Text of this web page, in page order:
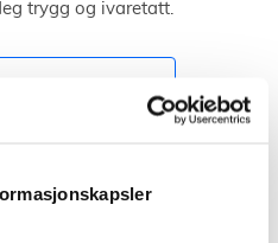
trygg og ivaretatt.
selv